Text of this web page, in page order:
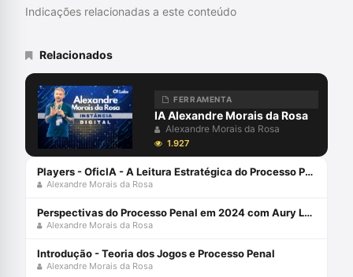
Associação Ibero Americana de Direito e
Decisão, Automação e Inteligência
Coordena o Grupo de Pesquisa
SpinLawLab (CNPq UNIVALI)
Indicações relacionadas a este conteúdo
Relacionados
FERRAMENTA
IA Alexandre Morais da Rosa
Alexandre Morais da Rosa
1.927
Players - OficIA - A Leitura Estratégica do Processo Penal com Alexandre Morais da Rosa
Alexandre Morais da Rosa
Perspectivas do Processo Penal em 2024 com Aury Lopes Jr e Alexandre Morais da Rosa
Alexandre Morais da Rosa
Introdução - Teoria dos Jogos e Processo Penal
Alexandre Morais da Rosa